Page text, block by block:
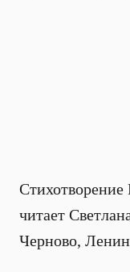
Стихотворение
читает
Черново,